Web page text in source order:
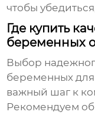
чтобы
Где купить
беременных
Выбор
беременных
важный шаг к
Рекомендуем